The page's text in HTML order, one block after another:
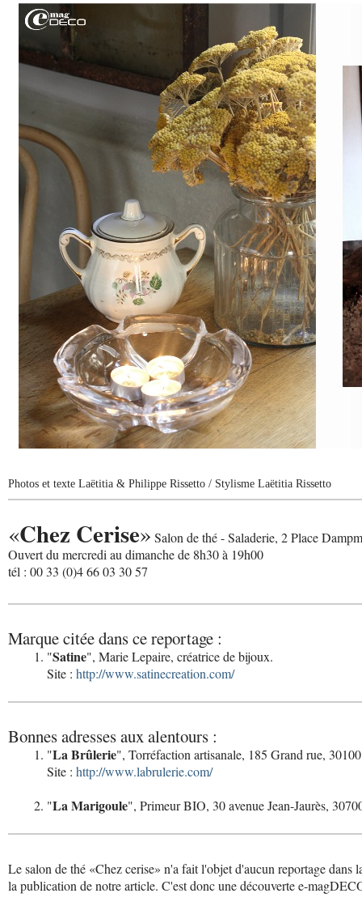
Photos et texte Laëtitia & Philippe Rissetto / Stylisme Laëtitia Rissetto
«Chez Cerise» Salon de thé - Saladerie, 2 Place
Ouvert du mercredi au dimanche de 8h30 à 19h00
tél : 00 33 (0)4 66 03 30 57
Marque citée dans ce reportage :
"Satine", Marie Lepaire, créatrice de bijoux.
Site : http://www.satinecreation.com/
Bonnes adresses aux alentours :
"La Brûlerie", Torréfaction artisanale, 185 Grand rue,
Site : http://www.labrulerie.com/
"La Marigoule", Primeur BIO, 30 avenue Jean-Jaurès,
Le salon de thé «Chez cerise» n'a fait l'objet d'aucun reportage dans
la publication de notre article. C'est donc une découverte e-